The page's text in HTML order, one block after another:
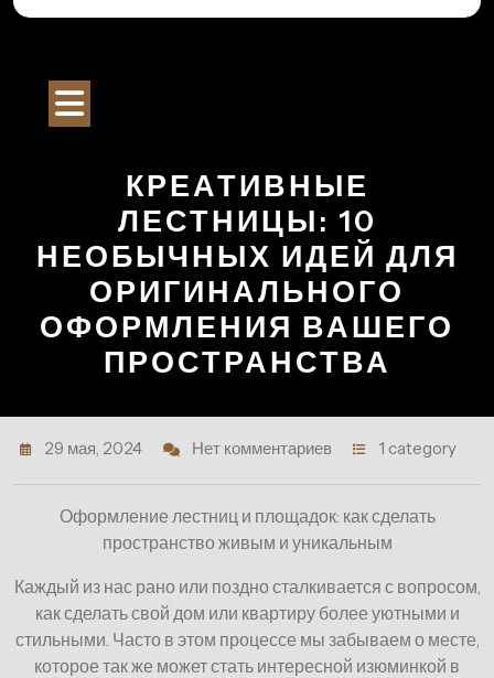
Перейти
КРЕАТИВНЫЕ
ЛЕСТНИЦЫ: 10
НЕОБЫЧНЫХ ИДЕЙ ДЛЯ
ОРИГИНАЛЬНОГО
ОФОРМЛЕНИЯ ВАШЕГО
ПРОСТРАНСТВА
29 мая, 2024 Нет комментариев 1 category
Оформление лестниц и площадок: как сделать
пространство живым и уникальным
Каждый из нас рано или поздно сталкивается с вопросом,
как сделать свой дом или квартиру более уютными и
стильными. Часто в этом процессе мы забываем о месте,
которое так же может стать интересной изюминкой в